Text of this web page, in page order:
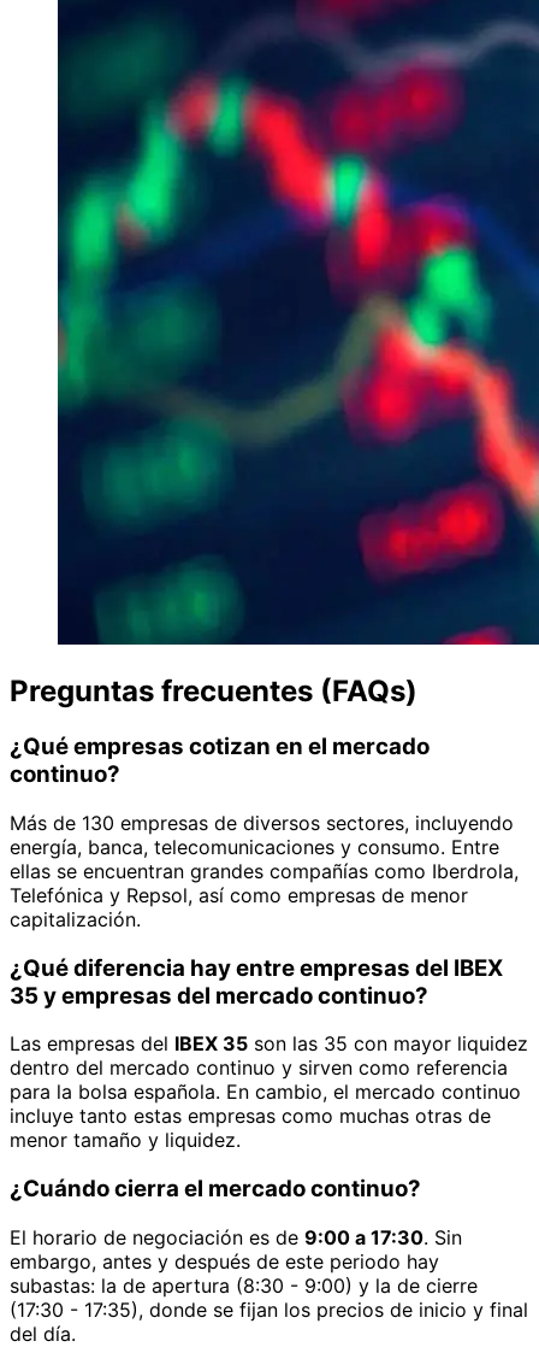
Preguntas frecuentes (FAQs)
¿Qué empresas cotizan en el mercado
continuo?
Más de 130 empresas de diversos sectores, incluyendo
energía, banca, telecomunicaciones y consumo. Entre
ellas se encuentran grandes compañías como Iberdrola,
Telefónica y Repsol, así como empresas de menor
capitalización.
¿Qué diferencia hay entre empresas del IBEX
35 y empresas del mercado continuo?
Las empresas del IBEX 35 son las 35 con mayor liquidez
dentro del mercado continuo y sirven como referencia
para la bolsa española. En cambio, el mercado continuo
incluye tanto estas empresas como muchas otras de
menor tamaño y liquidez.
¿Cuándo cierra el mercado continuo?
El horario de negociación es de 9:00 a 17:30. Sin
embargo, antes y después de este periodo hay
subastas: la de apertura (8:30 - 9:00) y la de cierre
(17:30 - 17:35), donde se fijan los precios de inicio y final
del día.